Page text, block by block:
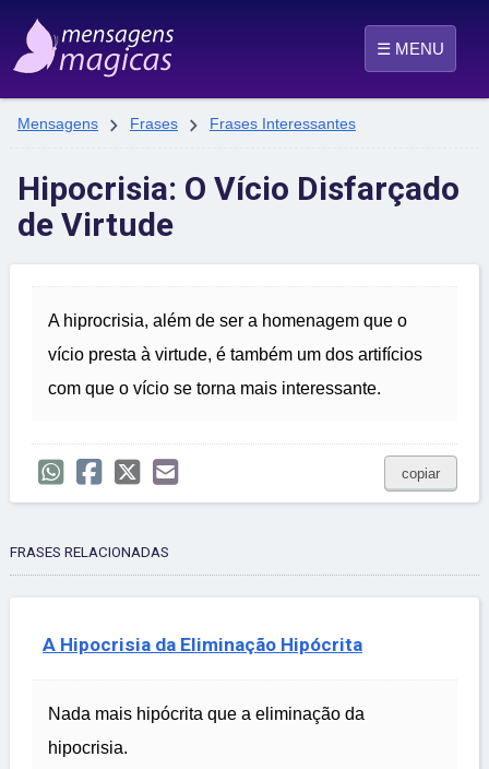
☰ MENU
Mensagens  Frases  Frases Interessantes
Hipocrisia: O Vício Disfarçado
de Virtude
A hiprocrisia, além de ser a homenagem que o
vício presta à virtude, é também um dos artifícios
com que o vício se torna mais interessante.
copiar
FRASES RELACIONADAS
A Hipocrisia da Eliminação Hipócrita
Nada mais hipócrita que a eliminação da
hipocrisia.